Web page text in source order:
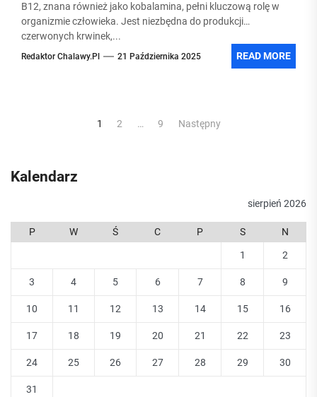
B12, znana również jako kobalamina, pełni kluczową rolę w
organizmie człowieka. Jest niezbędna do produkcji
czerwonych krwinek,...
Redaktor Chalawy.pl 21 Października 2025 READ MORE
1 2 … 9 Następny
Kalendarz
sierpień 2026
P W Ś C P S N
1 2
3 4 5 6 7 8 9
10 11 12 13 14 15 16
17 18 19 20 21 22 23
24 25 26 27 28 29 30
31